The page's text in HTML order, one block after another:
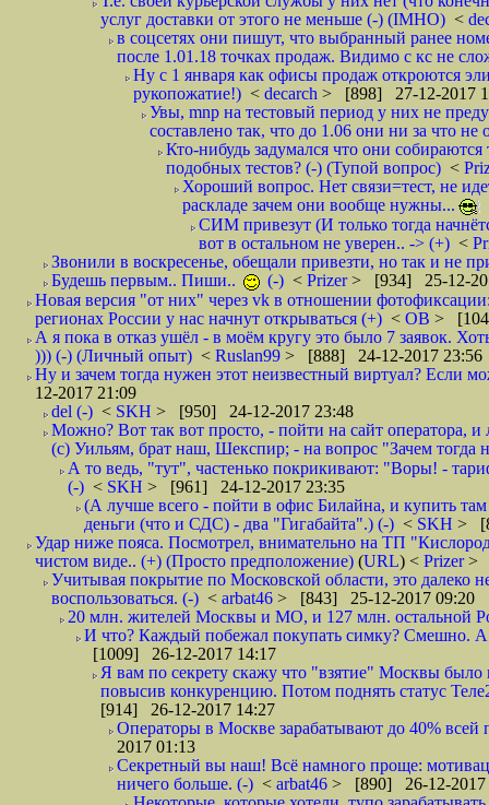
услуг доставки от этого не меньше (-) (IMHO) <
в соцсетях они пишут, что выбранный ранее
после 1.01.18 точках продаж. Видимо с кс не
Ну с 1 января как офисы продаж откроются
рукопожатие!) < decarch > [898] 27-12-2017
Увы, mnp на тестовый период у них не
составлено так, что до 1.06 они ни за что не
Кто-нибудь задумался что они
подобных тестов? (-) (Тупой вопрос) <
Хороший вопрос. Нет связи=тест, не
раскладе зачем они вообще нужны...
СИМ привезут (И только тогда
вот в остальном не уверен.. -> (+) <
Звонили в воскресенье, обещали привезти, но так и не
Будешь первым.. Пиши..
(-) < Prizer> [934] 25-12-
Новая версия "от них" через vk в отношении
регионах России у нас начнут открываться (+) < ОВ >
А я пока в отказ ушёл - в моём кругу это было 7 заявок.
))) (-) (Личный опыт) < Ruslan99 > [888] 24-12-2017 23:56
Ну и зачем тогда нужен этот неизвестный виртуал? Если
12-2017 21:09
del (-) < SKH > [950] 24-12-2017 23:48
Можно? Вот так вот просто, - пойти на сайт оператора,
(с) Уильям, брат наш, Шекспир; - на вопрос "Зачем тогда
А то ведь, "тут", частенько покрикивают: "Воры! -
(-) < SKH > [961] 24-12-2017 23:35
(А лучше всего - пойти в офис Билайна, и купить
деньги (что и СДС) - два "Гигабайта".) (-) < SKH >
Удар ниже пояса. Посмотрел, внимательно на ТП
чистом виде.. (+) (Просто предположение) (URL) < Prizer>
Учитывая покрытие по Московской области, это далеко
воспользоваться. (-) < arbat46 > [843] 25-12-2017 09:20
20 млн. жителей Москвы и МО, и 127 млн. остальной
И что? Каждый побежал покупать симку? Смешно. А
[1009] 26-12-2017 14:17
Я вам по секрету скажу что "взятие" Москвы
повысив конкуренцию. Потом поднять статус
[914] 26-12-2017 14:27
Операторы в Москве зарабатывают до 40% всей
2017 01:13
Секретный вы наш! Всё намного проще:
ничего больше. (-) < arbat46 > [890] 26-12-2017